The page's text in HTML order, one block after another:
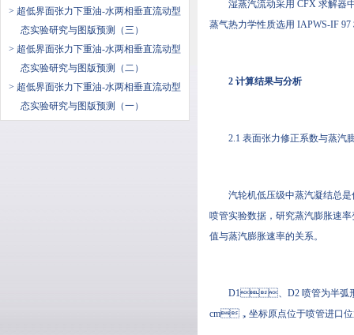
> 超低界面张力下重油-水两相垂直流动型
态实验研究与图版预测（三）
> 超低界面张力下重油-水两相垂直流动型
态实验研究与图版预测（二）
> 超低界面张力下重油-水两相垂直流动型
态实验研究与图版预测（一）
湿蒸汽流动采用 CFX 求解器中
蒸气热力学性质选用 IAPWS-IF 97 标
2 计算结果与分析
2.1 表面张力修正系数与蒸汽
汽轮机低压级中蒸汽凝结总是
喷管实验数据，研究蒸汽膨胀速
值与蒸汽膨胀速率的关系。
D1、D2 喷管为半弧形
cm，坐标原点位于喷管进口位置